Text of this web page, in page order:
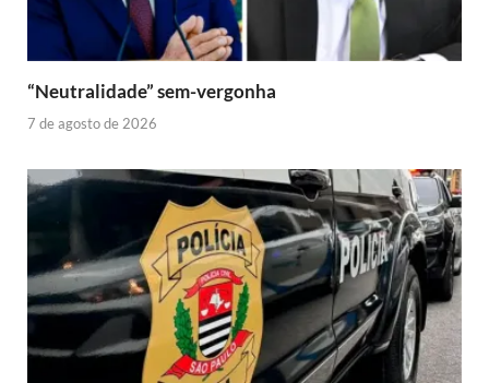
“Neutralidade” sem-vergonha
7 de agosto de 2026